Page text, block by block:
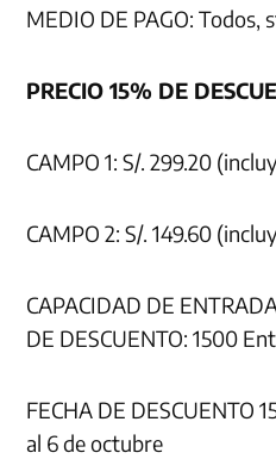
MEDIO DE PAGO: Todos,
PRECIO 15% DE
CAMPO 1: S/. 299.20
CAMPO 2: S/. 149.60
CAPACIDAD DE
DE DESCUENTO: 1500
FECHA DE DESCUENTO
al 6 de octubre